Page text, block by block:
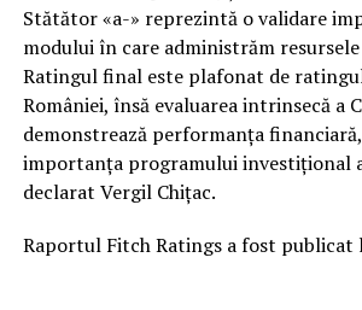
Stătător «a-» reprezintă o validare
modului în care administrăm
Ratingul final este plafonat de
României, însă evaluarea intrinsecă a
demonstrează performanța
importanța programului investițional
declarat Vergil Chițac.
Raportul Fitch Ratings a fost publicat